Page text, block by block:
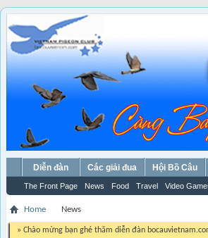
The Front Page News Food Travel Video
Diễn đàn Các giải đua Hội Bồ Câu
Home News
» Chào mừng bạn ghé thăm diễn đàn